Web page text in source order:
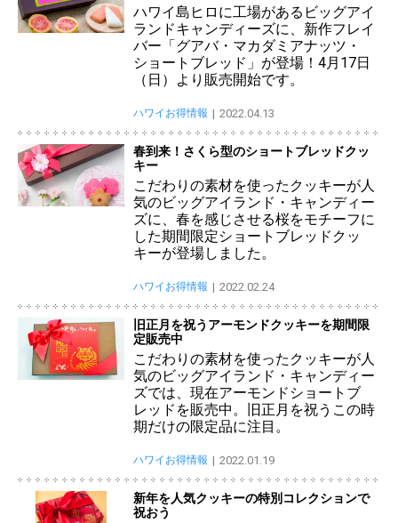
ハワイ島ヒロに工場があるビッグアイ
ランドキャンディーズに、新作フレイ
バー「グアバ・マカダミアナッツ・
ショートブレッド」が登場！4月17日
（日）より販売開始です。
ハワイお得情報 2022.04.13
春到来！さくら型のショートブレッドクッ
キー
こだわりの素材を使ったクッキーが人
気のビッグアイランド・キャンディー
ズに、春を感じさせる桜をモチーフに
した期間限定ショートブレッドクッ
キーが登場しました。
ハワイお得情報 2022.02.24
旧正月を祝うアーモンドクッキーを期間限
定販売中
こだわりの素材を使ったクッキーが人
気のビッグアイランド・キャンディー
ズでは、現在アーモンドショートブ
レッドを販売中。旧正月を祝うこの時
期だけの限定品に注目。
ハワイお得情報 2022.01.19
新年を人気クッキーの特別コレクションで
祝おう